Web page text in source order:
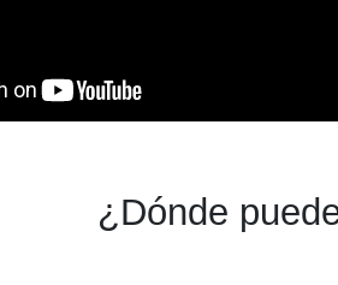
¿Dónde